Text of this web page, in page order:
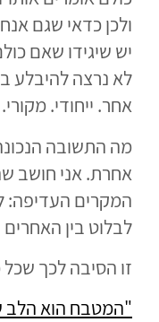
ולכן כדאי שגם
יש שיגידו שאם
לא נרצה להיבלע
אחר. ייחודי. מקורי.
מה התשובה
אחרת. אני חושב
המקרים העדיפה:
לבלוט בין
זו הסיבה לכך
"המטבח הוא הלב